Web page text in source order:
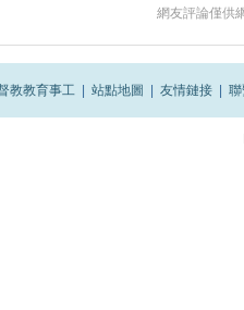
網友評論僅供
教教育事工 站點地圖 友情鏈接 聯